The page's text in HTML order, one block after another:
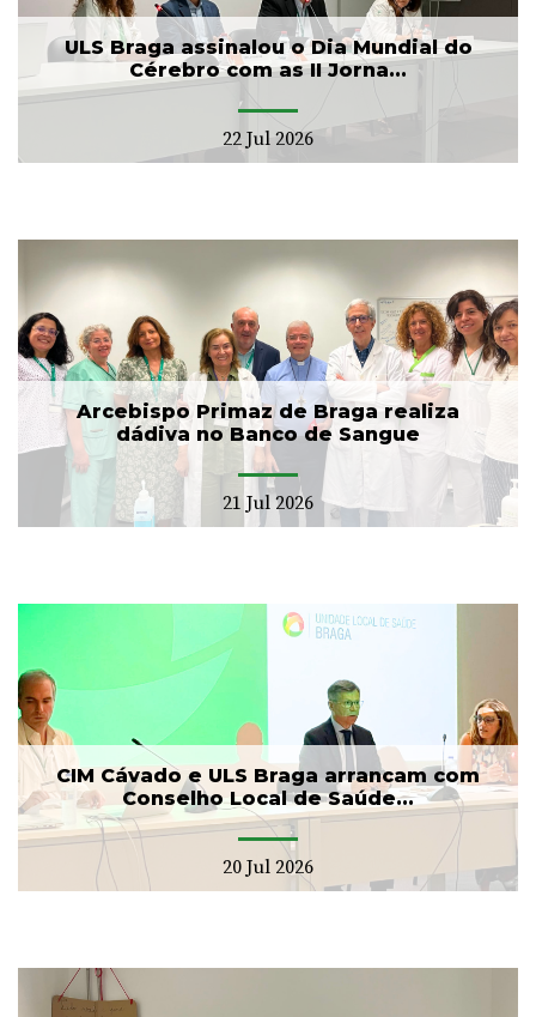
ULS Braga assinalou o Dia Mundial do
Cérebro com as II Jorna...
22 Jul 2026
Arcebispo Primaz de Braga realiza
dádiva no Banco de Sangue
21 Jul 2026
CIM Cávado e ULS Braga arrancam com
Conselho Local de Saúde...
20 Jul 2026